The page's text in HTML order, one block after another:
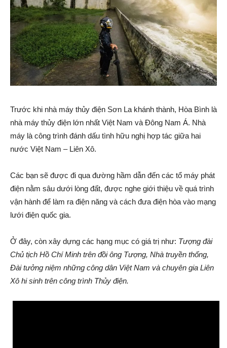
Trước khi nhà máy thủy điện Sơn La khánh thành, Hòa Bình là
nhà máy thủy điện lớn nhất Việt Nam và Đông Nam Á. Nhà
máy là công trình đánh dấu tình hữu nghị hợp tác giữa hai
nước Việt Nam – Liên Xô.
Các bạn sẽ được đi qua đường hầm dẫn đến các tổ máy phát
điện nằm sâu dưới lòng đất, được nghe giới thiệu về quá trình
vận hành để làm ra điện năng và cách đưa điện hòa vào mạng
lưới điện quốc gia.
Ở đây, còn xây dựng các hạng mục có giá trị như: Tượng đài
Chủ tịch Hồ Chí Minh trên đồi ông Tượng, Nhà truyền thống,
Đài tưởng niệm những công dân Việt Nam và chuyên gia Liên
Xô hi sinh trên công trình Thủy điện.